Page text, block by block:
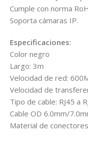
Cumple con norma
Soporta cámaras IP.
Especificaciones:
Color negro
Largo: 3m
Velocidad de red:
Velocidad de
Tipo de cable: RJ45 a
Cable OD 6.0mm/
Material de